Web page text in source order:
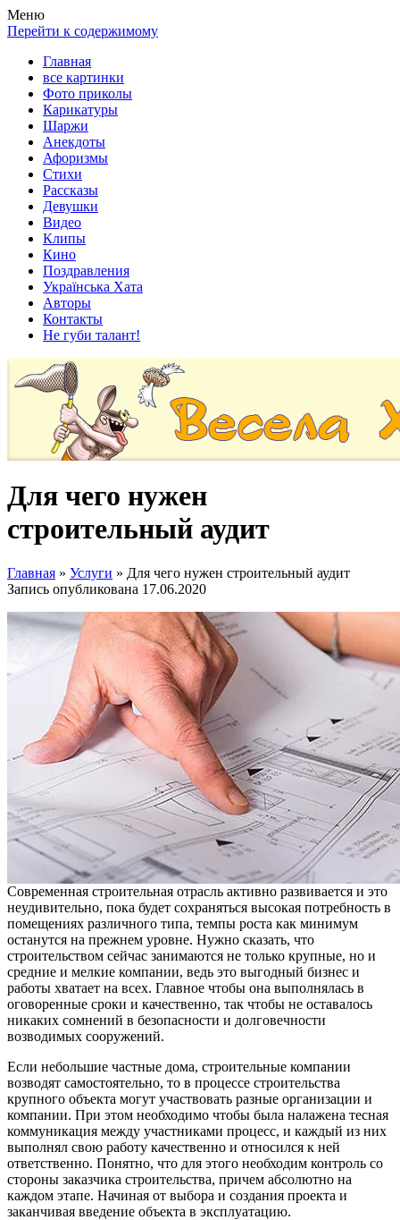
Весела хата — прикольные картинки, смешные истории,
клипы!
Покажем всем ваши фото приколы, карикатуры, шаржи, стихи,
рассказы, видео и песни!
Меню
Перейти к содержимому
Главная
все картинки
Фото приколы
Карикатуры
Шаржи
Анекдоты
Афоризмы
Стихи
Рассказы
Девушки
Видео
Клипы
Кино
Поздравления
Українська Хата
Авторы
Контакты
Не губи талант!
Для чего нужен
строительный аудит
Главная » Услуги » Для чего нужен строительный аудит
Запись опубликована 17.06.2020
Современная строительная отрасль активно развивается и это
неудивительно, пока будет сохраняться высокая потребность в
помещениях различного типа, темпы роста как минимум
останутся на прежнем уровне. Нужно сказать, что
строительством сейчас занимаются не только крупные, но и
средние и мелкие компании, ведь это выгодный бизнес и
работы хватает на всех. Главное чтобы она выполнялась в
оговоренные сроки и качественно, так чтобы не оставалось
никаких сомнений в безопасности и долговечности
возводимых сооружений.
Если небольшие частные дома, строительные компании
возводят самостоятельно, то в процессе строительства
крупного объекта могут участвовать разные организации и
компании. При этом необходимо чтобы была налажена тесная
коммуникация между участниками процесс, и каждый из них
выполнял свою работу качественно и относился к ней
ответственно. Понятно, что для этого необходим контроль со
стороны заказчика строительства, причем абсолютно на
каждом этапе. Начиная от выбора и создания проекта и
заканчивая введение объекта в эксплуатацию.